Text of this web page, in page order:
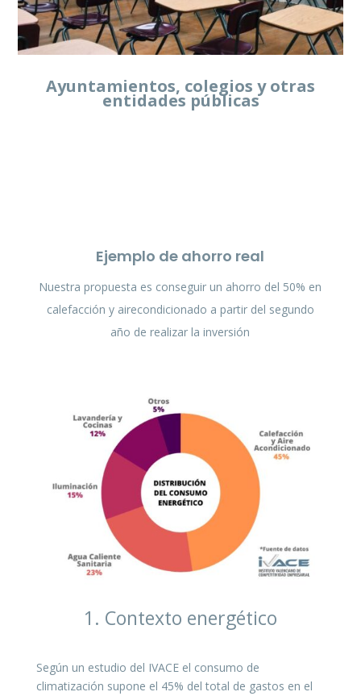
Ayuntamientos, colegios y otras
entidades públicas
Ejemplo de ahorro real
Nuestra propuesta es conseguir un ahorro del 50% en
calefacción y airecondicionado a partir del segundo
año de realizar la inversión
1. Contexto energético
Según un estudio del IVACE el consumo de
climatización supone el 45% del total de gastos en el